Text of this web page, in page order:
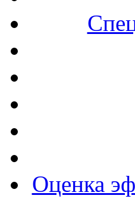
Оценка